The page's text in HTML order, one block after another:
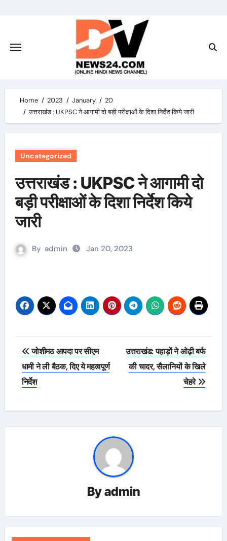
Home 2023 January
20
उत्तराखंड : UKPSC ने आगामी दो बड़ी परीक्षाओं के दिशा निर्देश किये जारी
Uncategorized
उत्तराखंड : UKPSC ने आगामी दो
बड़ी परीक्षाओं के दिशा निर्देश किये
जारी
By admin Jan 20, 2023
Post
navigation
जोशीमठ आपदा पर सीएम
धामी ने ली बैठक, दिए ये महत्वपूर्ण
निर्देश
उत्तराखंड: पहाड़ों ने ओढ़ी बर्फ
की चादर, सैलानियों के खिले
चेहरे
Byadmin